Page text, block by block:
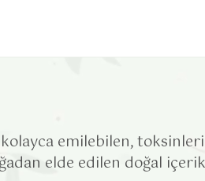
emilebilen,
elde edilen doğal